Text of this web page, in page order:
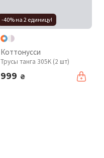
-40% на 2 единицу!
Коттонусси
Трусы танга 305K (2 шт)
999 ₴